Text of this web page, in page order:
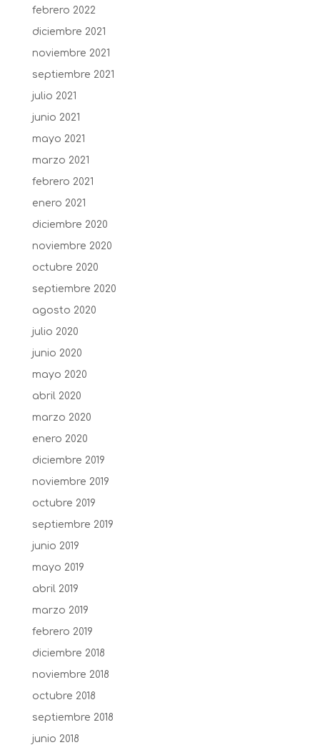
febrero 2022
diciembre 2021
noviembre 2021
septiembre 2021
julio 2021
junio 2021
mayo 2021
marzo 2021
febrero 2021
enero 2021
diciembre 2020
noviembre 2020
octubre 2020
septiembre 2020
agosto 2020
julio 2020
junio 2020
mayo 2020
abril 2020
marzo 2020
enero 2020
diciembre 2019
noviembre 2019
octubre 2019
septiembre 2019
junio 2019
mayo 2019
abril 2019
marzo 2019
febrero 2019
diciembre 2018
noviembre 2018
octubre 2018
septiembre 2018
junio 2018